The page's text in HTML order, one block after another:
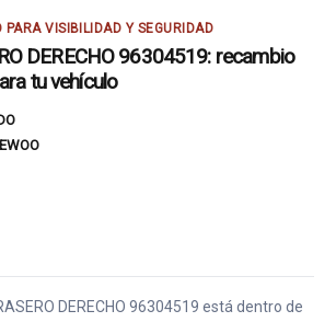
VISIBILIDAD Y SEGURIDAD
DERECHO 96304519: recambio
tu vehículo
DERECHO 96304519 está dentro de